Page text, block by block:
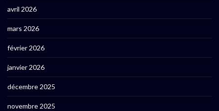
avril 2026
mars 2026
février 2026
janvier 2026
décembre 2025
novembre 2025